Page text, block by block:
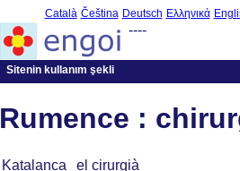
Català Čeština Deutsch Ελληνικά
----
Sitenin kullanım şekli
Rumence :
Katalanca
el cirurgià